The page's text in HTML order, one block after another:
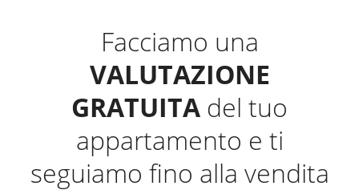
Facciamo una
VALUTAZIONE
GRATUITA del tuo
appartamento e ti
seguiamo fino alla vendita